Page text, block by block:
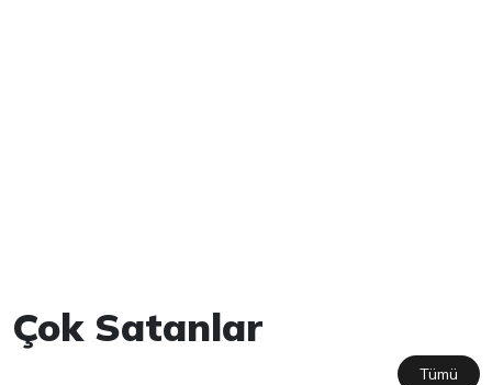
Çok Satanlar
Tümü